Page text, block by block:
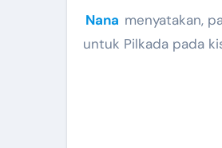
Nana menyatakan,
untuk Pilkada pada